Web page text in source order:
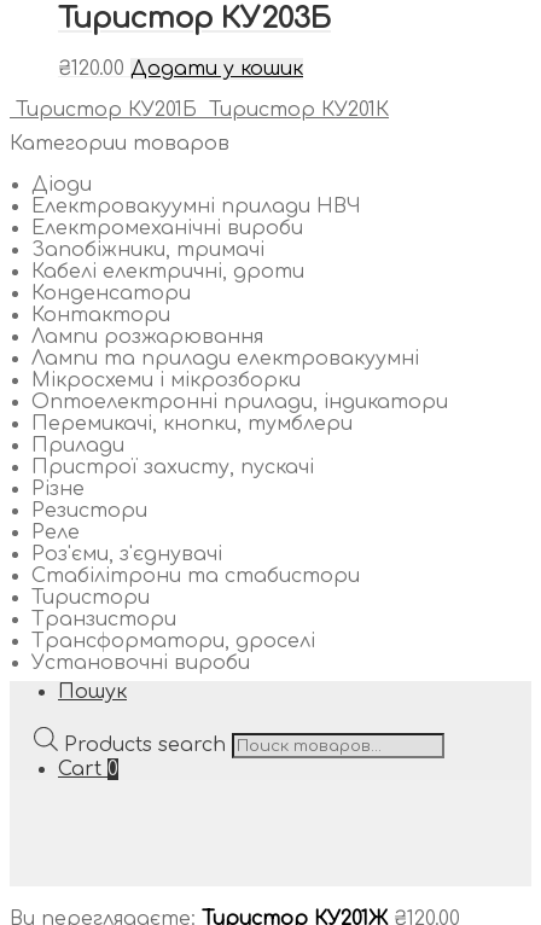
Тиристор КУ203Б
₴ 120.00 Додати у кошик
Тиристор КУ201Б
Тиристор КУ201К
Категории товаров
Діоди
Електровакуумні прилади НВЧ
Електромеханічні вироби
Запобіжники, тримачі
Кабелі електричні, дроти
Конденсатори
Контактори
Лампи розжарювання
Лампи та прилади електровакуумні
Мікросхеми і мікрозборки
Оптоелектронні прилади, індикатори
Перемикачі, кнопки, тумблери
Прилади
Пристрої захисту, пускачі
Різне
Резистори
Реле
Роз'єми, з'єднувачі
Стабілітрони та стабистори
Тиристори
Транзистори
Трансформатори, дроселі
Установочні вироби
Пошук
Products search
Cart 0
Ви переглядаєте: Тиристор КУ201Ж ₴ 120.00